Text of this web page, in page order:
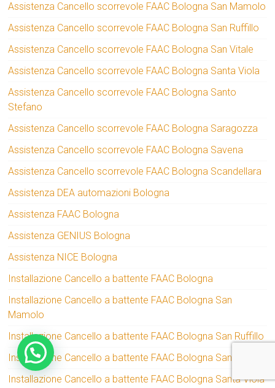
Assistenza Cancello scorrevole FAAC Bologna San Mamolo
Assistenza Cancello scorrevole FAAC Bologna San Ruffillo
Assistenza Cancello scorrevole FAAC Bologna San Vitale
Assistenza Cancello scorrevole FAAC Bologna Santa Viola
Assistenza Cancello scorrevole FAAC Bologna Santo
Stefano
Assistenza Cancello scorrevole FAAC Bologna Saragozza
Assistenza Cancello scorrevole FAAC Bologna Savena
Assistenza Cancello scorrevole FAAC Bologna Scandellara
Assistenza DEA automazioni Bologna
Assistenza FAAC Bologna
Assistenza GENIUS Bologna
Assistenza NICE Bologna
Installazione Cancello a battente FAAC Bologna
Installazione Cancello a battente FAAC Bologna San
Mamolo
Installazione Cancello a battente FAAC Bologna San Ruffillo
Installazione Cancello a battente FAAC Bologna San Vitale
Installazione Cancello a battente FAAC Bologna Santa Viola